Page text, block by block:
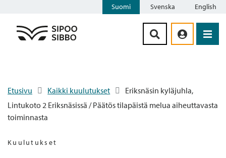
Suomi Svenska English
Etusivu Kaikki kuulutukset
Eriksnäsin kyläjuhla,
Lintukoto 2 Eriksnäsissä / Päätös tilapäistä melua aiheuttavasta
toiminnasta
Kuulutukset